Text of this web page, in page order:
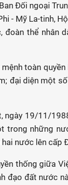
Đối ngoại
- Mỹ La-tinh,
thể nhân
toàn
đại diện một
ngày 19/11/
trong những
nước lên cấp
thống giữa
đạo đất nước